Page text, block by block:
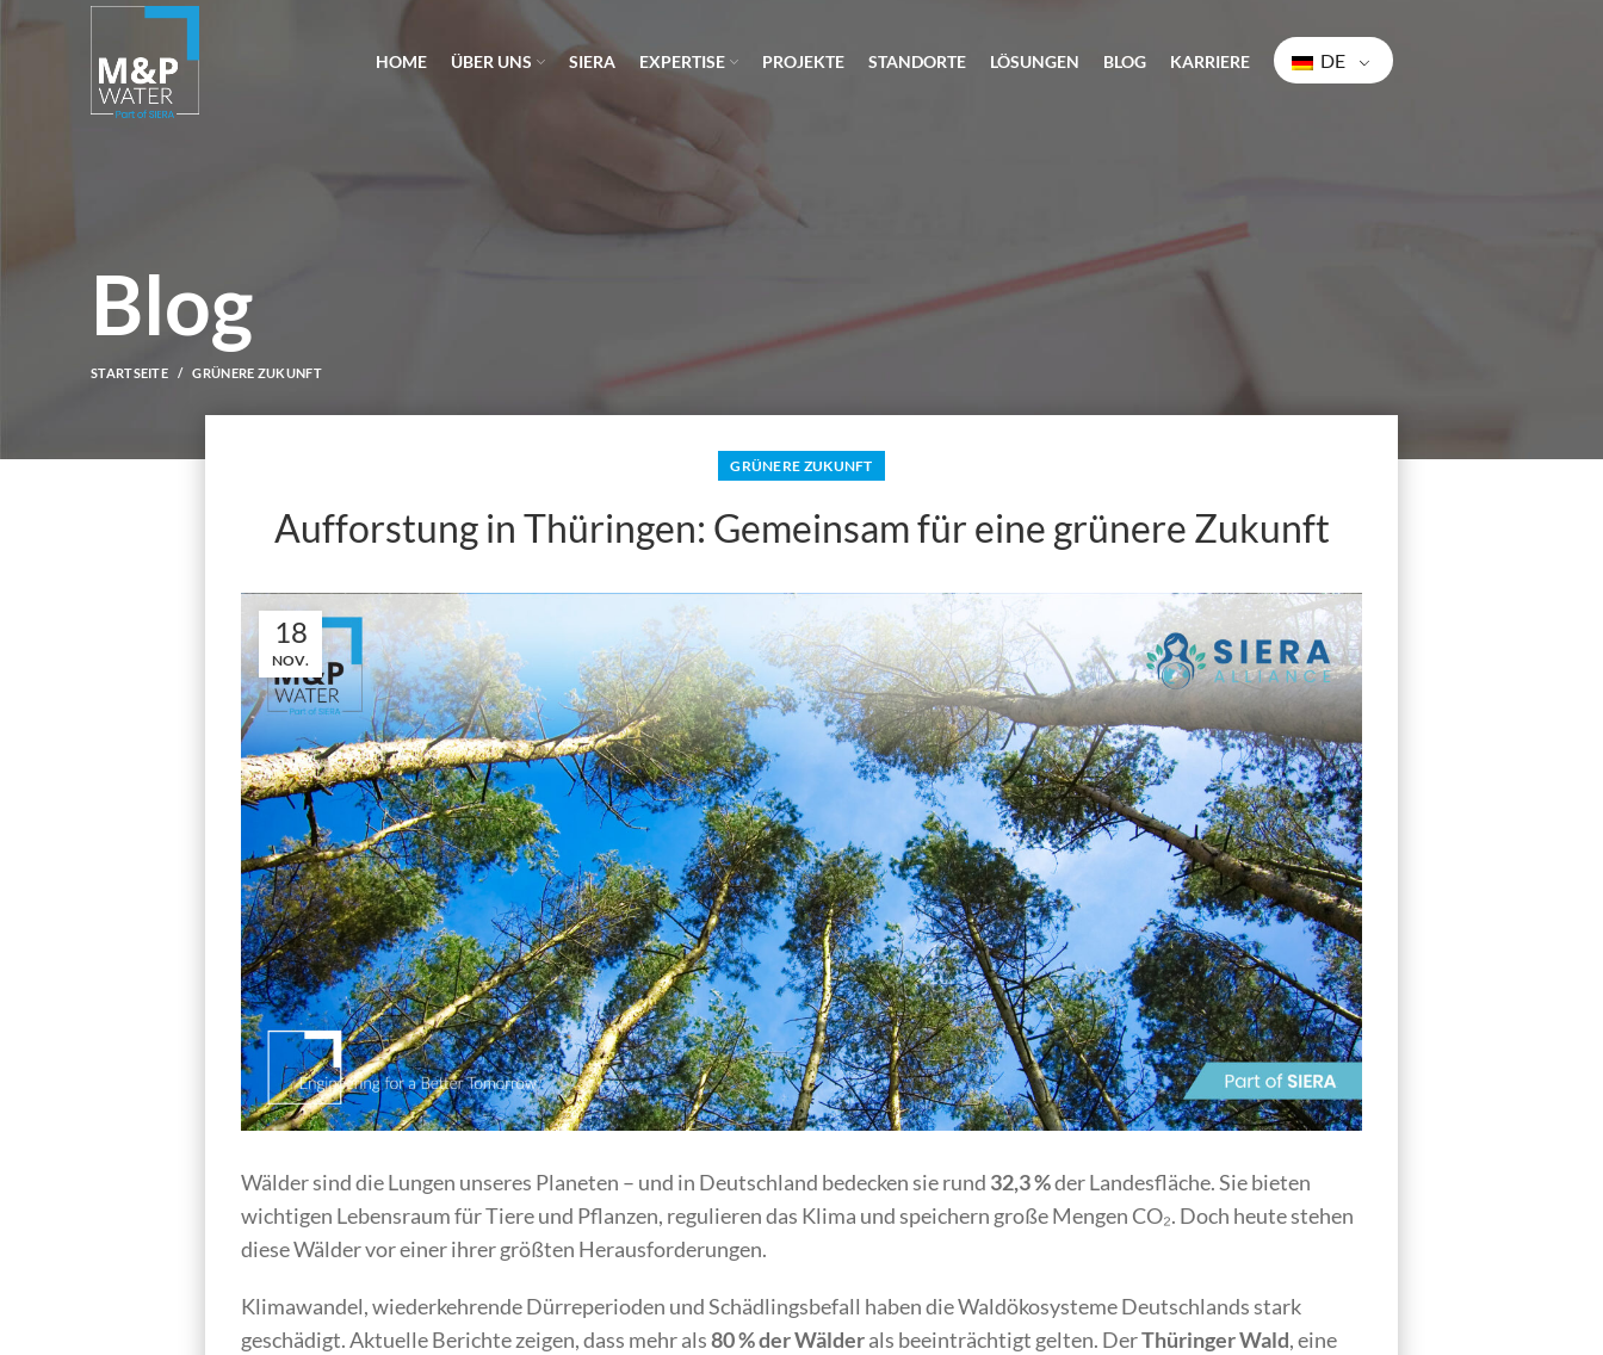
HOME ÜBER UNS SIERA EXPERTISE PROJEKTE STANDORTE LÖSUNGEN BLOG KARRIERE DE
Blog
STARTSEITE GRÜNERE ZUKUNFT
GRÜNERE ZUKUNFT
Aufforstung in Thüringen: Gemeinsam für eine grünere Zukunft
18
NOV.
Wälder sind die Lungen unseres Planeten – und in Deutschland bedecken sie rund 32,3 %der Landesfläche. Sie bieten
wichtigen Lebensraum für Tiere und Pflanzen, regulieren das Klima und speichern große Mengen CO₂. Doch heute stehen
diese Wälder vor einer ihrer größten Herausforderungen.
Klimawandel, wiederkehrende Dürreperioden und Schädlingsbefall haben die Waldökosysteme Deutschlands stark
geschädigt. Aktuelle Berichte zeigen, dass mehr als80 % der Wälderals beeinträchtigt gelten. DerThüringer Wald, eine